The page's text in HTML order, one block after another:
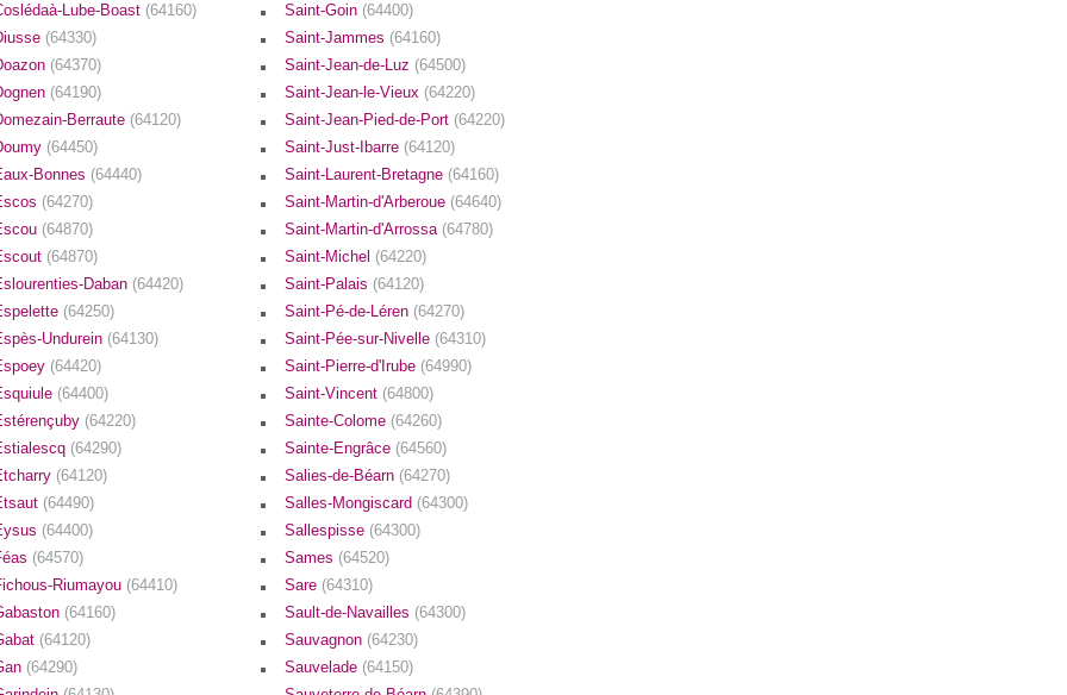
Lube-Boast (64160)
(64330)
(64370)
(64190)
Berraute (64120)
(64450)
Bonnes (64440)
(64270)
(64870)
(64870)
Daban (64420)
(64250)
Undurein (64130)
(64420)
(64400)
(64220)
(64290)
(64120)
(64490)
(64400)
(64570)
Riumayou (64410)
(64160)
(64120)
(64290)
Saint-Goin (64400)
Saint-Jammes (64160)
Saint-Jean-de-Luz (64500)
Saint-Jean-le-Vieux (64220)
Saint-Jean-Pied-de-Port (64220)
Saint-Just-Ibarre (64120)
Saint-Laurent-Bretagne (64160)
Saint-Martin-d'Arberoue (64640)
Saint-Martin-d'Arrossa (64780)
Saint-Michel (64220)
Saint-Palais (64120)
Saint-Pé-de-Léren (64270)
Saint-Pée-sur-Nivelle (64310)
Saint-Pierre-d'Irube (64990)
Saint-Vincent (64800)
Sainte-Colome (64260)
Sainte-Engrâce (64560)
Salies-de-Béarn (64270)
Salles-Mongiscard (64300)
Sallespisse (64300)
Sames (64520)
Sare (64310)
Sault-de-Navailles (64300)
Sauvagnon (64230)
Sauvelade (64150)